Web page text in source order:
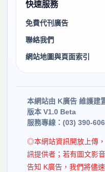
快速服務
免費代刊廣告
聯絡我們
網站地圖與頁面索引
本網站由 K廣告 維護建
版本 V1.0 Beta
服務專線：(03) 390-
◎本網站資訊開放上傳
訊提供者；若有圖文影
告知 K廣告，我們將儘速